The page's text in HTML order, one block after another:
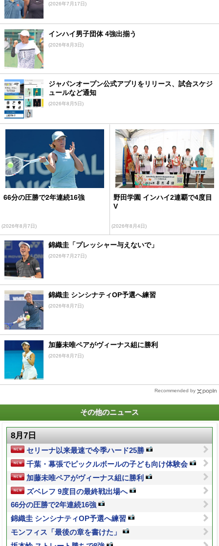
(2026年7月17日)
インハイ男子団体 4強出揃う
(2026年8月3日)
ジャパンオープン公式アプリをリリース、試合スケジ
ュールなど通知
(2026年8月5日)
66分の圧勝で2年連続16強
(2026年8月7日)
野田学園 インハイ2連覇で4度目
V
(2026年8月4日)
錦織圭「プレッシャー与えないで」
(2026年7月27日)
錦織圭 シンシナティOP予選へ練習
(2026年8月7日)
加藤未唯ペアがヴィーナス組に勝利
(2026年8月7日)
Recommended by
その他のニュース
8月7日
セリーナ以来最速で今季ハード25勝
千葉・幕張でピックルボールの子ども向け体験会
加藤未唯ペアがヴィーナス組に勝利
ズベレフ 9度目の最終戦出場へ
66分の圧勝で2年連続16強
錦織圭 シンシナティOP予選へ練習
モンフィス「最後の章を書けた」